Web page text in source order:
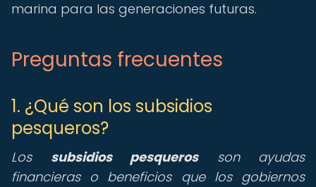
marina para las generaciones futuras.
Preguntas frecuentes
1. ¿Qué son los subsidios
pesqueros?
Los subsidios pesquerosson ayudas
financieras o beneficios que los gobiernos